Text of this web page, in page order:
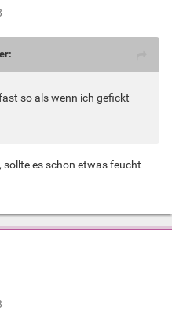
so als wenn ich gefickt
sollte es schon etwas feucht